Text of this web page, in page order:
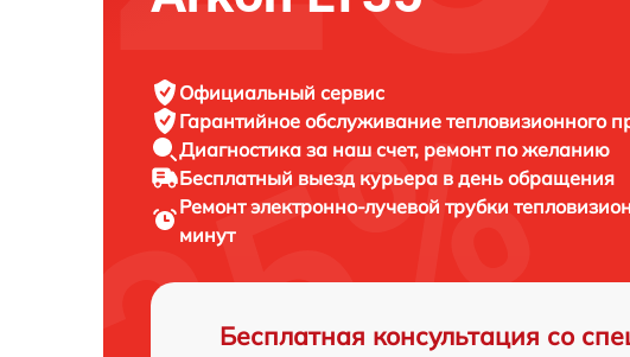
Официальный сервис
Гарантийное обслуживание тепловизионного
Диагностика за наш счет, ремонт по желанию
Бесплатный выезд курьера в день обращения
Ремонт электронно-лучевой трубки
минут
Бесплатная консультация со